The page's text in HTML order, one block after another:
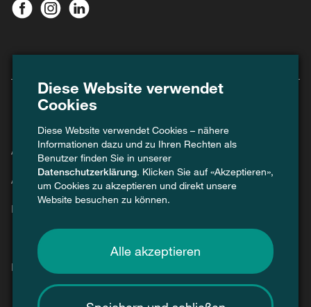
Agenda
Aktuell
Kontakt
Presse / Medien
Diese Website verwendet
Cookies
Diese Website verwendet Cookies – nähere
Informationen dazu und zu Ihren Rechten als
Benutzer finden Sie in unserer
Datenschutzerklärung. Klicken Sie auf «Akzeptieren»,
um Cookies zu akzeptieren und direkt unsere
Website besuchen zu können.
Alle akzeptieren